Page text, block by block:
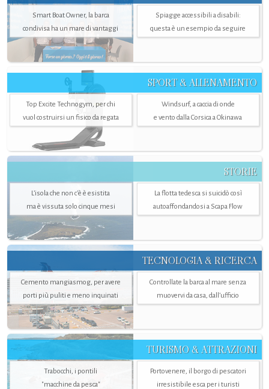
Smart Boat Owner, la barca
condivisa ha un mare di vantaggi
Spiagge accessibili a disabili:
questa è un esempio da seguire
SPORT & ALLENAMENTO
Top Excite Technogym, per chi
vuol costruirsi un fisico da regata
Windsurf, a caccia di onde
e vento dalla Corsica a Okinawa
STORIE
L’isola che non c'è è esistita
ma è vissuta solo cinque mesi
La flotta tedesca si suicidò così
autoaffondandosi a Scapa Flow
TECNOLOGIA & RICERCA
Cemento mangiasmog, per avere
porti più puliti e meno inquinati
Controllate la barca al mare senza
muovervi da casa, dall’ufficio
TURISMO & ATTRAZIONI
Trabocchi, i pontili
"macchine da pesca"
Portovenere, il borgo di pescatori
irresistibile esca per i turisti